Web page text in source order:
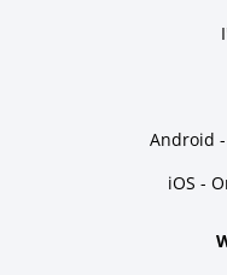
Android
iOS -